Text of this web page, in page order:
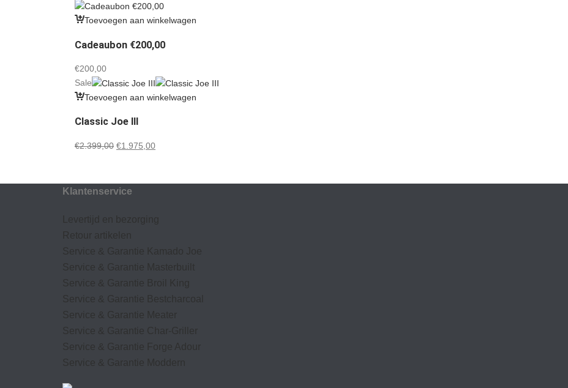
prijs
was:
prijs
is:
Toevoegen aan winkelwagen
Cadeaubon €200,00
€200,00
Sale
Toevoegen aan winkelwagen
Classic Joe III
€2.399,00 Oorspronkelijke
€2.399,00.
€1.975,00Huidige
Klantenservice
Levertijd en bezorging
Retour artikelen
Service & Garantie Kamado Joe
Service & Garantie Masterbuilt
Service & Garantie Broil King
Service & Garantie Bestcharcoal
Service & Garantie Meater
Service & Garantie Char-Griller
Service & Garantie Forge Adour
Service & Garantie Moddern